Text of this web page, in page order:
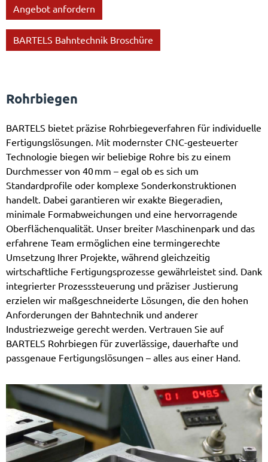
Angebot anfordern
BARTELS Bahntechnik Broschüre
Rohrbiegen
BARTELS bietet präzise Rohrbiegeverfahren für individuelle
Fertigungslösungen. Mit modernster CNC-gesteuerter
Technologie biegen wir beliebige Rohre bis zu einem
Durchmesser von 40 mm – egal ob es sich um
Standardprofile oder komplexe Sonderkonstruktionen
handelt. Dabei garantieren wir exakte Biegeradien,
minimale Formabweichungen und eine hervorragende
Oberflächenqualität. Unser breiter Maschinenpark und das
erfahrene Team ermöglichen eine termingerechte
Umsetzung Ihrer Projekte, während gleichzeitig
wirtschaftliche Fertigungsprozesse gewährleistet sind. Dank
integrierter Prozesssteuerung und präziser Justierung
erzielen wir maßgeschneiderte Lösungen, die den hohen
Anforderungen der Bahntechnik und anderer
Industriezweige gerecht werden. Vertrauen Sie auf
BARTELS Rohrbiegen für zuverlässige, dauerhafte und
passgenaue Fertigungslösungen – alles aus einer Hand.